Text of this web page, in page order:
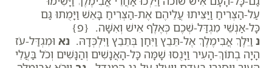
עַל-הַצְּרִיחַ וַיַּצִּיתוּ עֲלֵיהֶם אֶת-הַצְּרִיחַ בָּאֵשׁ וַיָּמֻתוּ גַּם
כָּל-אַנְשֵׁי מִגְדַּל-שְׁכֶם כְּאֶלֶף אִישׁ וְאִשָּׁה. {פ}
נ וַיֵּלֶךְ אֲבִימֶלֶךְ אֶל-תֵּבֵץ וַיִּחַן בְּתֵבֵץ וַיִּלְכְּדָהּ. נא וּמִגְדַּל-עֹז
הָיָה בְתוֹךְ-הָעִיר וַיָּנֻסוּ שָׁמָּה כָּל-הָאֲנָשִׁים וְהַנָּשִׁים וְכֹל בַּעֲלֵי